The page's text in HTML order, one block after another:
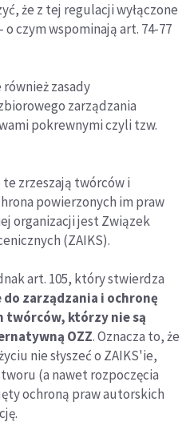
że z tej regulacji wyłączone
czym wspominają art. 74-77
zasady
zarządzania
pokrewnymi czyli tzw.
zrzeszają twórców i
powierzonych im praw
organizacji jest Związek
(ZAIKS).
art. 105, który stwierdza
zarządzania i ochronę
twórców, którzy nie są
OZZ. Oznacza to, że
nie słyszeć o ZAIKS'ie,
(a nawet rozpoczęcia
ochroną praw autorskich